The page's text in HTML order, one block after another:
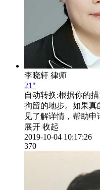
李晓轩 律师
21"
自动转换:根据你的
拘留的地步。如果真
见了解详情，帮助申
展开 收起
2019-10-04 10:17:26
370